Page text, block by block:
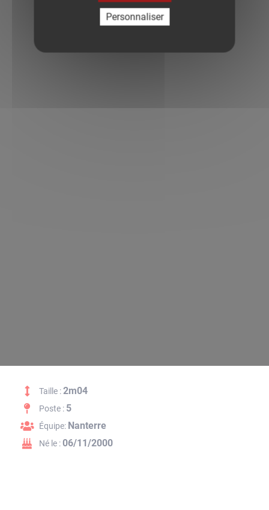
Taille :2m04
Poste : 5
Équipe: Nanterre
Né le :06/11/2000
Personnaliser